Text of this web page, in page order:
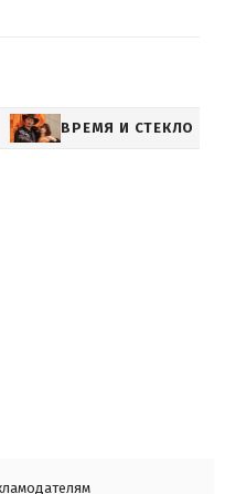
ВРЕМЯ И СТЕКЛО